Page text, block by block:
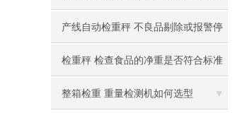
产线自动检重秤 不良品剔除或报警停
机
检重秤 检查食品的净重是否符合标准
整箱检重 重量检测机如何选型